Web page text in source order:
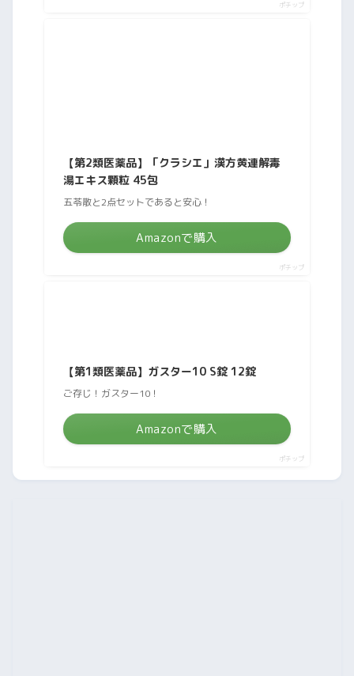
ポチップ
【第2類医薬品】「クラシエ」漢方黄連解毒
湯エキス顆粒 45包
五苓散と2点セットであると安心！
Amazonで購入
ポチップ
【第1類医薬品】ガスター10 S錠 12錠
ご存じ！ガスター10！
Amazonで購入
ポチップ